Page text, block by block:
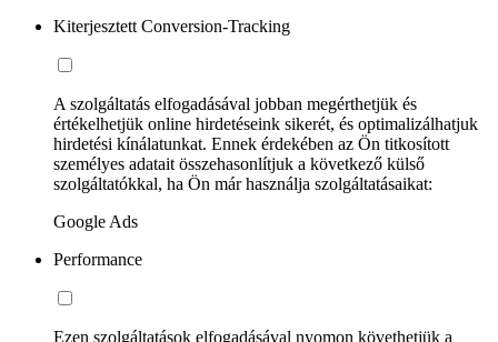
Kiterjesztett Conversion-Tracking
A szolgáltatás elfogadásával jobban megérthetjük és
értékelhetjük online hirdetéseink sikerét, és optimalizálhatjuk
hirdetési kínálatunkat. Ennek érdekében az Ön titkosított
személyes adatait összehasonlítjuk a következő külső
szolgáltatókkal, ha Ön már használja szolgáltatásaikat:
Google Ads
Performance
Ezen szolgáltatások elfogadásával nyomon követhetjük a